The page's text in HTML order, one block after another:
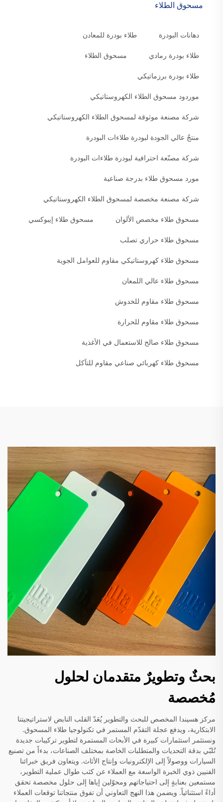
مسحوق الطلاء
دهانات البودرة طلاء بودرة للمعادن
طلاء بودرة رمادي مسحوق الطلاء
طلاء بودرة برزماتيكي
موردود مسحوق الطلاء الكهروستاتيكي
شركة مصنعة موثوقة لمسحوق الطلاء الكهروستاتيكي
منتجٌ عالي الجودة لبودرة طلاءات البودرة
شركة مصنّعة احترافية لبودرة طلاءات البودرة
مورد مسحوق طلاء بدرجة صناعية
شركة مصنعة مخصصة لمسحوق الطلاء الكهروستاتيكي
مسحوق طلاء مخصص الألوان مسحوق طلاء إيبوكسي
مسحوق طلاء حراري تصلب
مسحوق طلاء كهروستاتيكي مقاوم للعوامل الجوية
مسحوق طلاء عالي اللمعان
مسحوق طلاء مقاوم للخدوش
مسحوق طلاء مقاوم للحرارة
مسحوق طلاء صالح للاستعمال في الأغذية
مسحوق طلاء كهربائي صناعي مقاوم للتآكل
بحثٌ وتطويرٌ متقدمان لحلول
مُخصصة
مركز هسيندا المخصص للبحث والتطوير يُعَدّ القلب النابض لاستراتيجيتنا
الابتكارية، ويدفع عجلة التقدّم المستمر في تكنولوجيا طلاء المسحوق.
ونستثمر استثمارات كبيرة في الأبحاث المستمرة لتطوير تركيبات جديدة
تُلبّي بدقة التحديات والمتطلبات الخاصة بمختلف الصناعات، بدءاً من تصنيع
السيارات ووصولاً إلى الإلكترونيات وإنتاج الأثاث. ويتعاون فريق خبرائنا
الفنيين ذوي الخبرة الواسعة مع العملاء عن كثب طوال عملية التطوير،
مستمعين بعنايةٍ إلى احتياجاتهم ومحوّلين إياها إلى حلول مخصصة تحقق
أداءً استثنائياً. ويضمن هذا النهج التعاوني أن تفوق منتجاتنا توقعات العملاء